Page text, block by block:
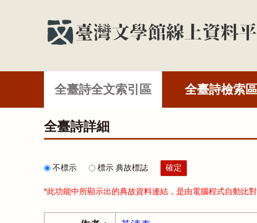
全臺詩全文索引區 全臺詩檢索區
全臺詩詳細
不標示 標示 典故標誌
*此功能中所顯示出的典故資料連結，是由電腦程式自動比